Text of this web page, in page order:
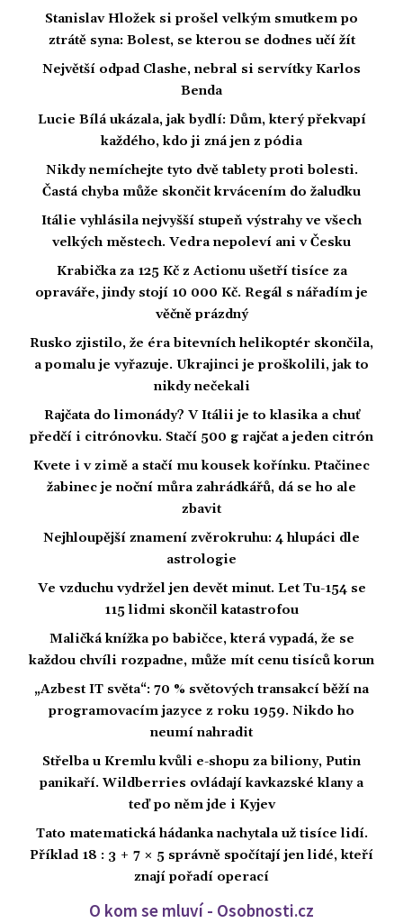
Stanislav Hložek si prošel velkým smutkem po
ztrátě syna: Bolest, se kterou se dodnes učí žít
Největší odpad Clashe, nebral si servítky Karlos
Benda
Lucie Bílá ukázala, jak bydlí: Dům, který překvapí
každého, kdo ji zná jen z pódia
Nikdy nemíchejte tyto dvě tablety proti bolesti.
Častá chyba může skončit krvácením do žaludku
Itálie vyhlásila nejvyšší stupeň výstrahy ve všech
velkých městech. Vedra nepoleví ani v Česku
Krabička za 125 Kč z Actionu ušetří tisíce za
opraváře, jindy stojí 10 000 Kč. Regál s nářadím je
věčně prázdný
Rusko zjistilo, že éra bitevních helikoptér skončila,
a pomalu je vyřazuje. Ukrajinci je proškolili, jak to
nikdy nečekali
Rajčata do limonády? V Itálii je to klasika a chuť
předčí i citrónovku. Stačí 500 g rajčat a jeden citrón
Kvete i v zimě a stačí mu kousek kořínku. Ptačinec
žabinec je noční můra zahrádkářů, dá se ho ale
zbavit
Nejhloupější znamení zvěrokruhu: 4 hlupáci dle
astrologie
Ve vzduchu vydržel jen devět minut. Let Tu-154 se
115 lidmi skončil katastrofou
Maličká knížka po babičce, která vypadá, že se
každou chvíli rozpadne, může mít cenu tisíců korun
„Azbest IT světa“: 70 % světových transakcí běží na
programovacím jazyce z roku 1959. Nikdo ho
neumí nahradit
Střelba u Kremlu kvůli e-shopu za biliony, Putin
panikaří. Wildberries ovládají kavkazské klany a
teď po něm jde i Kyjev
Tato matematická hádanka nachytala už tisíce lidí.
Příklad 18 : 3 + 7 × 5 správně spočítají jen lidé, kteří
znají pořadí operací
O kom se mluví - Osobnosti.cz